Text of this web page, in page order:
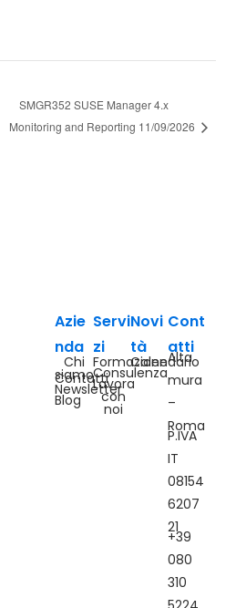
SMGR352 SUSE Manager 4.x
Monitoring and Reporting 11/09/2026
Azie
nda
Chi
siamo
Contatti
Newsletter
Blog
Servi
zi
Formazione
Consulenza
Lavora
con
noi
Novi
tà
Calendario
Cont
atti
Alta
mura
–
Roma
P.IVA
IT
08154
6207
21
+39
080
310